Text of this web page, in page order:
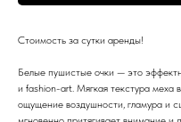
Стоимость за сутки аренды!
Белые пушистые очки — это
и fashion-art. Мягкая текстура меха
ощущение воздушности, гламура и